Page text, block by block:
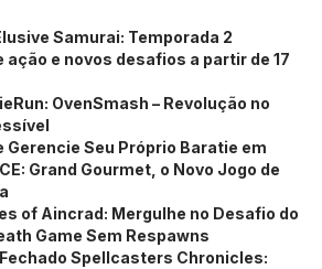
Samurai: Temporada 2
ação e novos desafios a partir de 17
OvenSmash – Revolução no
Gerencie Seu Próprio Baratie em
Grand Gourmet, o Novo Jogo de
of Aincrad: Mergulhe no Desafio do
Game Sem Respawns
Spellcasters Chronicles: